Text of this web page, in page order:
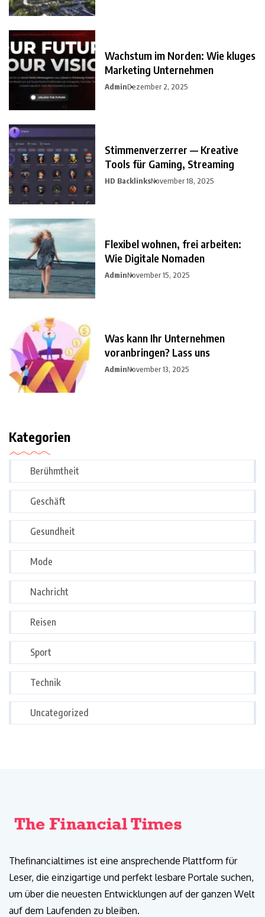
Wachstum im Norden: Wie kluges
Marketing Unternehmen
AdminDezember 2, 2025
Stimmenverzerrer — Kreative
Tools für Gaming, Streaming
HD BacklinksNovember 18, 2025
Flexibel wohnen, frei arbeiten:
Wie Digitale Nomaden
AdminNovember 15, 2025
Was kann Ihr Unternehmen
voranbringen? Lass uns
AdminNovember 13, 2025
Kategorien
Berühmtheit
Geschäft
Gesundheit
Mode
Nachricht
Reisen
Sport
Technik
Uncategorized
Thefinancialtimes ist eine ansprechende Plattform für
Leser, die einzigartige und perfekt lesbare Portale suchen,
um über die neuesten Entwicklungen auf der ganzen Welt
auf dem Laufenden zu bleiben.